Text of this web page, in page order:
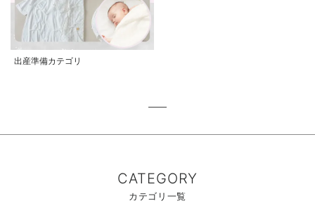
出産準備カテゴリ
CATEGORY
カテゴリ一覧